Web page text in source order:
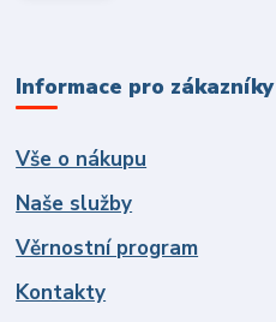
Informace pro zákazníky
Vše o nákupu
Naše služby
Věrnostní program
Kontakty